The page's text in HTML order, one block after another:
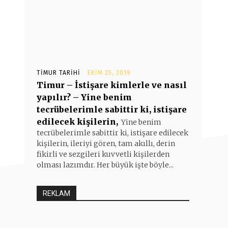
TIMUR TARIHI EKIM 25, 2019
Timur – İstişare kimlerle ve nasıl
yapılır? – Yine benim
tecrübelerimle sabittir ki, istişare
edilecek kişilerin, Yine benim
tecrübelerimle sabittir ki, istişare edilecek
kişilerin, ileriyi gören, tam akıllı, derin
fikirli ve sezgileri kuvvetli kişilerden
olması lazımdır. Her büyük işte böyle...
REKLAM